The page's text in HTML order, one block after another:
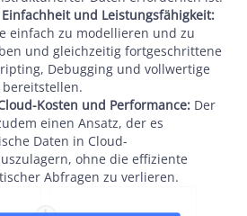
und Leistungsfähigkeit:
einfach zu modellieren und zu
und gleichzeitig fortgeschrittene
Debugging und vollwertige
Kosten und Performance: Der
einen Ansatz, der es
Daten in Cloud-
ohne die effiziente
Abfragen zu verlieren.